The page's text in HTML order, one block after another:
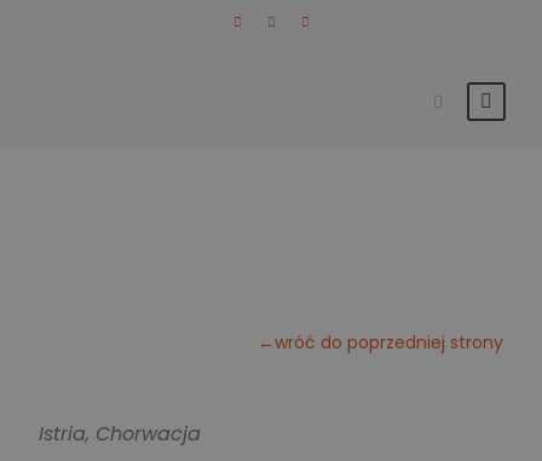
←wróć do poprzedniej strony
Istria, Chorwacja